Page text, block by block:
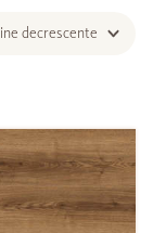
decrescente